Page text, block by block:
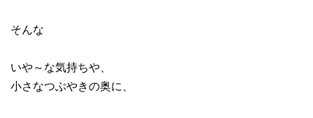
そんな
いや～な気持ちや、
小さなつぶやきの奥に、